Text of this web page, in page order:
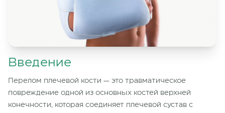
Введение
Перелом плечевой кости — это травматическое
повреждение одной из основных костей верхней
конечности, которая соединяет плечевой сустав с